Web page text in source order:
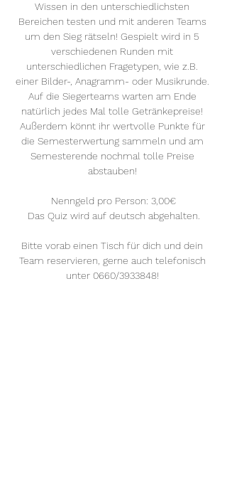
Wissen in den unterschiedlichsten
Bereichen testen und mit anderen Teams
um den Sieg rätseln! Gespielt wird in 5
verschiedenen Runden mit
unterschiedlichen Fragetypen, wie z.B.
einer Bilder-, Anagramm- oder Musikrunde.
Auf die Siegerteams warten am Ende
natürlich jedes Mal tolle Getränkepreise!
Außerdem könnt ihr wertvolle Punkte für
die Semesterwertung sammeln und am
Semesterende nochmal tolle Preise
abstauben!
Nenngeld pro Person: 3,00€
Das Quiz wird auf deutsch abgehalten.
Bitte vorab einen Tisch für dich und dein
Team reservieren, gerne auch telefonisch
unter 0660/3933848!